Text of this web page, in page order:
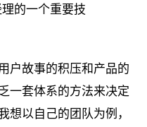
的一个重要技
户故事的积压和产品的
一套体系的方法来决定
想以自己的团队为例，